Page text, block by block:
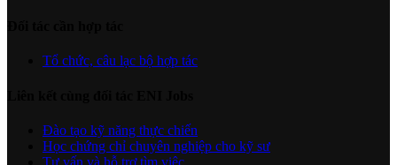
Tổ chức, câu lạc bộ hợp tác
Đào tạo kỹ năng thực chiến
Học chứng chỉ chuyên nghiệp cho kỹ sư
Tư vấn và hỗ trợ tìm việc